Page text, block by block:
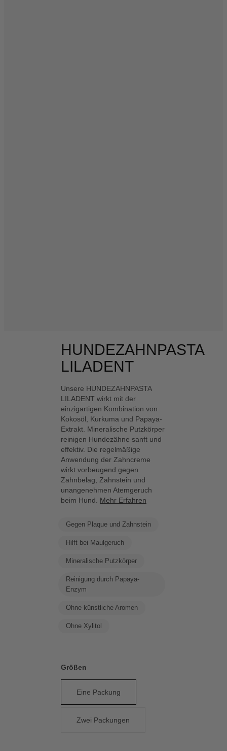
HUNDEZAHNPASTA
LILADENT
Unsere HUNDEZAHNPASTA
LILADENT wirkt mit der
einzigartigen Kombination von
Kokosöl, Kurkuma und Papaya-
Extrakt. Mineralische Putzkörper
reinigen Hundezähne sanft und
effektiv. Die regelmäßige
Anwendung der Zahncreme
wirkt vorbeugend gegen
Zahnbelag, Zahnstein und
unangenehmen Atemgeruch
beim Hund. Mehr Erfahren
Gegen Plaque und Zahnstein
Hilft bei Maulgeruch
Mineralische Putzkörper
Reinigung durch Papaya-
Enzym
Ohne künstliche Aromen
Ohne Xylitol
Größen
Eine Packung
Zwei Packungen